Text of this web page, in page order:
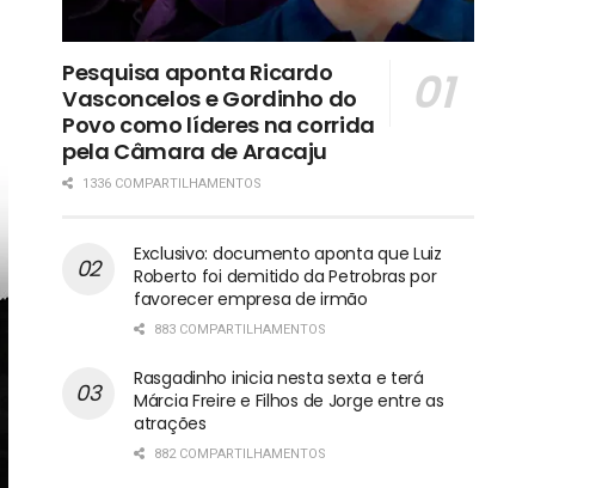
Pesquisa aponta Ricardo
Vasconcelos e Gordinho do
Povo como líderes na corrida
pela Câmara de Aracaju
1336 COMPARTILHAMENTOS
Exclusivo: documento aponta que Luiz
Roberto foi demitido da Petrobras por
favorecer empresa de irmão
883 COMPARTILHAMENTOS
Rasgadinho inicia nesta sexta e terá
Márcia Freire e Filhos de Jorge entre as
atrações
882 COMPARTILHAMENTOS